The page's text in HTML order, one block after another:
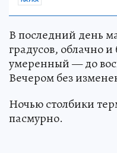
В последний день
градусов, облачно и
умеренный — до
Вечером без
Ночью столбики
пасмурно.